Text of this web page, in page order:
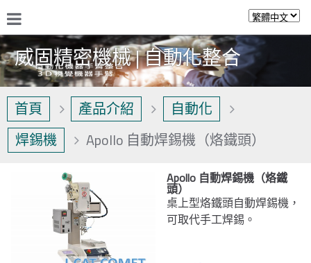
威固精密機械 | 自動化整合
首頁 產品介紹
自動化
焊錫機
Apollo 自動焊錫機（烙鐵頭）
Apollo 自動焊錫機（烙鐵
頭）
桌上型烙鐵頭自動焊錫機，
可取代手工焊錫。